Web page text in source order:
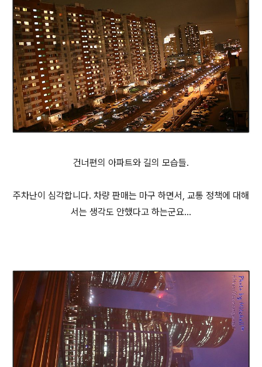
건너편의 아파트와 길의 모습들.
주차난이 심각합니다. 차량 판매는 마구 하면서, 교통 정책에 대해
서는 생각도 안했다고 하는군요...